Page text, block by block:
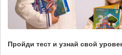
Пройди тест и узнай свой